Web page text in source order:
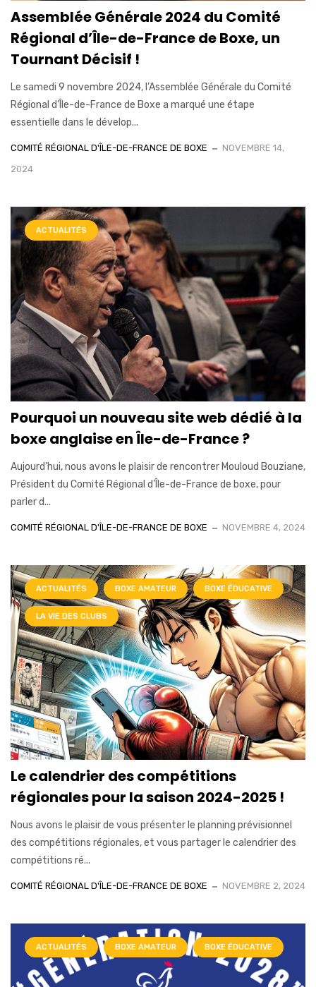
Assemblée Générale 2024 du Comité
Régional d’Île-de-France de Boxe, un
Tournant Décisif !
Le samedi 9 novembre 2024, l’Assemblée Générale du Comité
Régional d’Île-de-France de Boxe a marqué une étape
essentielle dans le dévelop...
COMITÉ RÉGIONAL D'ÎLE-DE-FRANCE DE BOXE
NOVEMBRE 14,
2024
ACTUALITÉS
Pourquoi un nouveau site web dédié à la
boxe anglaise en Île-de-France ?
Aujourd’hui, nous avons le plaisir de rencontrer Mouloud Bouziane,
Président du Comité Régional d’Île-de-France de boxe, pour
parler d...
COMITÉ RÉGIONAL D'ÎLE-DE-FRANCE DE BOXE NOVEMBRE 4, 2024
ACTUALITÉS BOXE AMATEUR BOXE ÉDUCATIVE
LA VIE DES CLUBS
Le calendrier des compétitions
régionales pour la saison 2024-2025 !
Nous avons le plaisir de vous présenter le planning prévisionnel
des compétitions régionales, et vous partager le calendrier des
compétitions ré...
COMITÉ RÉGIONAL D'ÎLE-DE-FRANCE DE BOXE NOVEMBRE 2, 2024
ACTUALITÉS BOXE AMATEUR BOXE ÉDUCATIVE